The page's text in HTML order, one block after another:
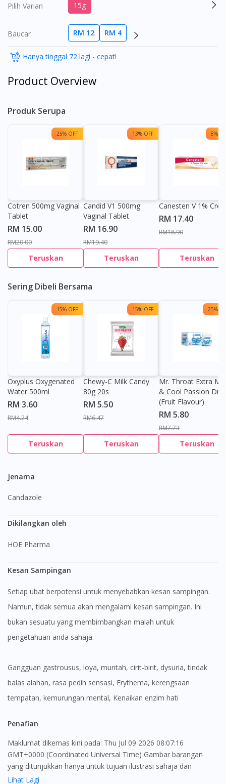
Visit DoctorOnCall Singapore
Pilih Varian 15g
Baucar RM 12 RM 4
Hanya tinggal 72 lagi - cepat!
Product Overview
Produk Serupa
25% OFF
Cotren 500mg Vaginal
Tablet
RM 15.00
RM20.00
Teruskan
13% OFF
Candid V1 500mg
Vaginal Tablet
RM 16.90
RM19.40
Teruskan
8%
Canesten V 1%
RM 17.40
RM18.90
Teruskan
Sering Dibeli Bersama
15% OFF
Oxyplus Oxygenated
Water 500ml
RM 3.60
RM4.24
Teruskan
15% OFF
Chewy-C Milk Candy
80g 20s
RM 5.50
RM6.47
Teruskan
25%
Mr. Throat Extra
& Cool Passion
(Fruit Flavour)
RM 5.80
RM7.73
Teruskan
Jenama
Candazole
Dikilangkan oleh
HOE Pharma
Kesan Sampingan
Setiap ubat berpotensi untuk menyebabkan kesan sampingan.
Namun, tidak semua akan mengalami kesan sampingan. Ini
bukan sesuatu yang membimbangkan malah untuk
pengetahuan anda sahaja.
gangguan gastrousus, loya, muntah, cirit-birit, dysuria, tindak
balas alahan, rasa pedih sensasi, Erythema, kerengsaan
tempatan, kemurungan mental, Kenaikan enzim hati
Penafian
Maklumat dikemas kini pada: Thu Jul 09 2026 08:07:16
GMT+0000 (Coordinated Universal Time) Gambar barangan
yang ditunjukkan hanya untuk tujuan ilustrasi sahaja dan
mungkin tidak seperti produk yang sebenar
Lihat Lagi